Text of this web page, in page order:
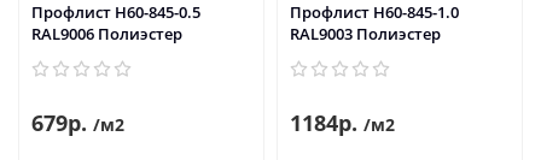
Профлист Н60-845-0.5
RAL9006 Полиэстер
679р. /м2
Профлист Н60-845-1.0
RAL9003 Полиэстер
1184р. /м2